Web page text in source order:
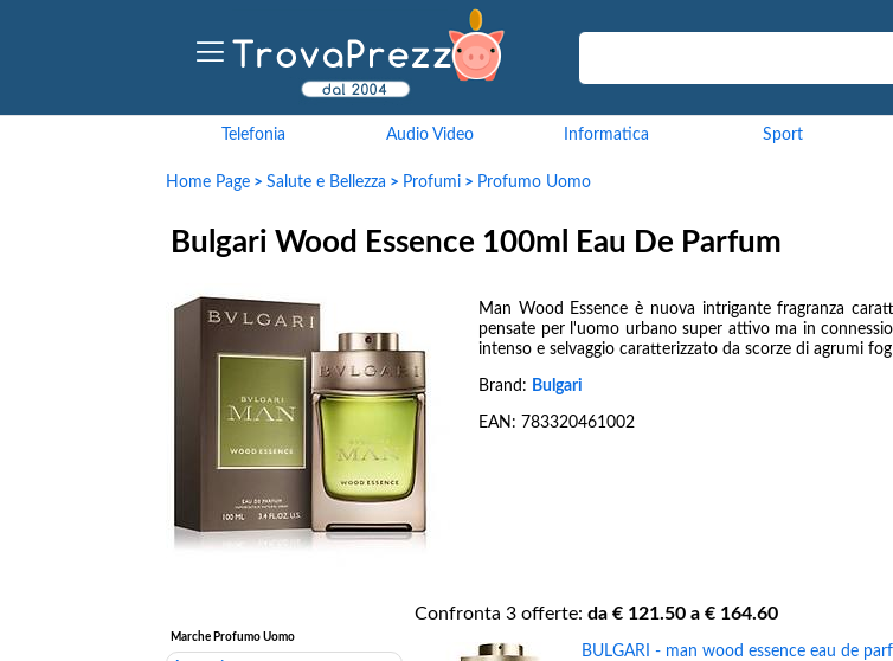
Telefonia Audio Video Informatica Sport
Home Page > Salute e Bellezza > Profumi > Profumo Uomo
Bulgari Wood Essence 100ml Eau De Parfum
Man Wood Essence è nuova intrigante fragranza
pensate per l'uomo urbano super attivo ma in
intenso e selvaggio caratterizzato da scorze di agrumi
Brand: Bulgari
EAN: 783320461002
Marche Profumo Uomo
Confronta 3 offerte: da € 121.50 a € 164.60
BULGARI - man wood essence eau de